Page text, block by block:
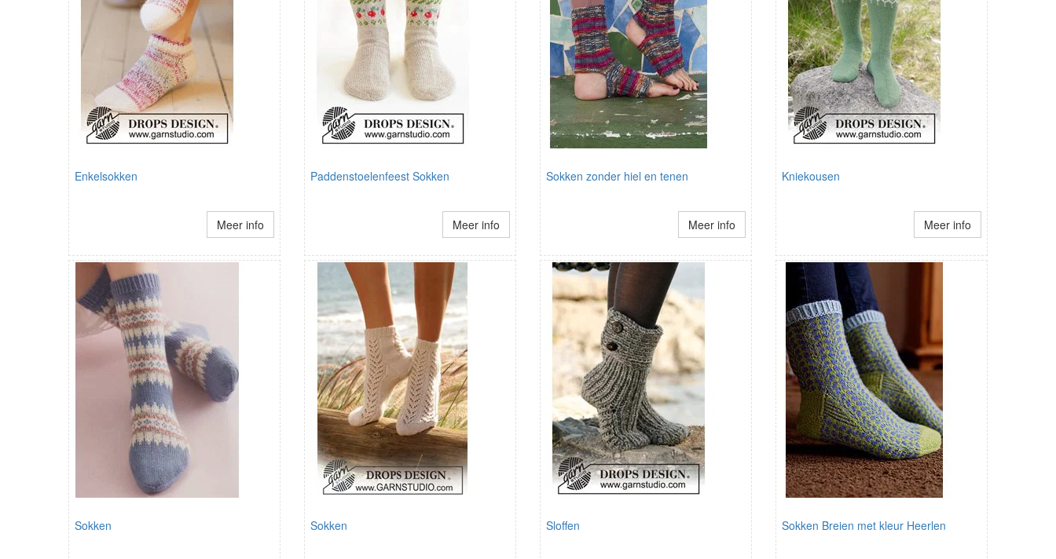
Enkelsokken
Meer info
Paddenstoelenfeest Sokken
Meer info
Sokken zonder hiel en tenen
Meer info
Kniekousen
Meer info
Sokken Sokken Sloffen Sokken Breien met kleur Heerlen